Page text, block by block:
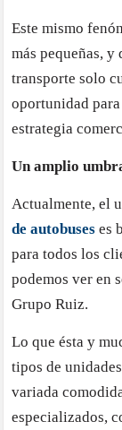
Este mismo
más pequeñas,
transporte solo
oportunidad
estrategia
Un amplio
Actualmente, el
de autobuses es
para todos los
podemos ver en
Grupo Ruiz.
Lo que ésta y
tipos de
variada
especializados,